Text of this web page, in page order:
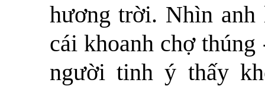
hương trời. Nhìn anh
cái khoanh chợ
người tinh ý thấy